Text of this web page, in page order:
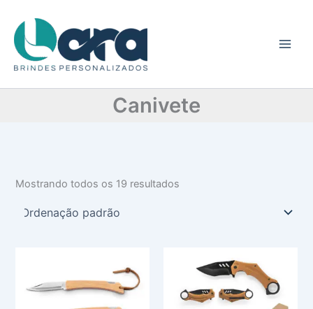
para
conteúdo
Canivete
t
e
r
Mostrando todos os 19 resultados